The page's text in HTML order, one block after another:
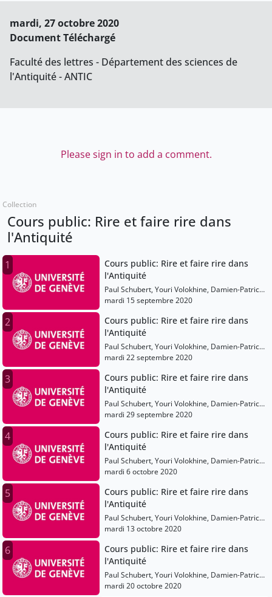
mardi, 27 octobre 2020
Document Téléchargé
Faculté des lettres - Département des sciences de
l'Antiquité - ANTIC
Please sign in to add a comment.
Collection
Cours public: Rire et faire rire dans
l'Antiquité
1
Cours public: Rire et faire rire dans
l'Antiquité
Paul Schubert, Youri Volokhine, Damien-Patrick
Nelis, Anne-Françoise Jaccottet, Yannick
Luis Silva Reneses, Francesca Prescendi,
Dominique Jaillard, Catherine Mittermayer,
Lorenz E. Baumer, Lavinia Ferretti, Christine
Pönitz-Hunziker, Lavinia Galli Mili?
mardi 15 septembre 2020
2
Cours public: Rire et faire rire dans
l'Antiquité
Paul Schubert, Youri Volokhine, Damien-Patrick
Nelis, Anne-Françoise Jaccottet, Yannick
Luis Silva Reneses, Francesca Prescendi,
Dominique Jaillard, Catherine Mittermayer,
Lorenz E. Baumer, Lavinia Ferretti, Christine
Pönitz-Hunziker, Lavinia Galli Mili?
mardi 22 septembre 2020
3
Cours public: Rire et faire rire dans
l'Antiquité
Paul Schubert, Youri Volokhine, Damien-Patrick
Nelis, Anne-Françoise Jaccottet, Yannick
Luis Silva Reneses, Francesca Prescendi,
Dominique Jaillard, Catherine Mittermayer,
Lorenz E. Baumer, Lavinia Ferretti, Christine
Pönitz-Hunziker, Lavinia Galli Mili?
mardi 29 septembre 2020
4
Cours public: Rire et faire rire dans
l'Antiquité
Paul Schubert, Youri Volokhine, Damien-Patrick
Nelis, Anne-Françoise Jaccottet, Yannick
Luis Silva Reneses, Francesca Prescendi,
Dominique Jaillard, Catherine Mittermayer,
Lorenz E. Baumer, Lavinia Ferretti, Christine
Pönitz-Hunziker, Lavinia Galli Mili?
mardi 6 octobre 2020
5
Cours public: Rire et faire rire dans
l'Antiquité
Paul Schubert, Youri Volokhine, Damien-Patrick
Nelis, Anne-Françoise Jaccottet, Yannick
Luis Silva Reneses, Francesca Prescendi,
Dominique Jaillard, Catherine Mittermayer,
Lorenz E. Baumer, Lavinia Ferretti, Christine
Pönitz-Hunziker, Lavinia Galli Mili?
mardi 13 octobre 2020
6
Cours public: Rire et faire rire dans
l'Antiquité
Paul Schubert, Youri Volokhine, Damien-Patrick
Nelis, Anne-Françoise Jaccottet, Yannick
mardi 20 octobre 2020